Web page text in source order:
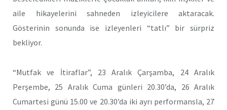
aile hikayelerini sahneden izleyicilere aktaracak.
Gösterinin sonunda ise izleyenleri “tatlı” bir sürpriz
bekliyor.
“Mutfak ve İtiraflar”, 23 Aralık Çarşamba, 24 Aralık
Perşembe, 25 Aralık Cuma günleri 20.30’da, 26 Aralık
Cumartesi günü 15.00 ve 20.30’da iki ayrı performansla, 27